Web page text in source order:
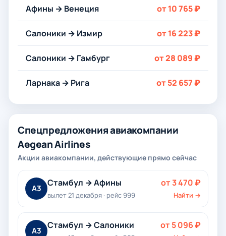
Афины → Венеция от 10 765 ₽
Салоники → Измир от 16 223 ₽
Салоники → Гамбург от 28 089 ₽
Ларнака → Рига от 52 657 ₽
Спецпредложения авиакомпании
Aegean Airlines
Акции авиакомпании, действующие прямо сейчас
A3
Стамбул → Афины
вылет 21 декабря · рейс 999
от 3 470 ₽
Найти →
A3
Стамбул → Салоники от 5 096 ₽